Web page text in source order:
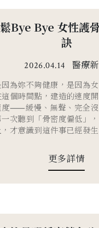
Bye Bye 女性護
訣
2026.04.14 醫療
為妳不夠健康，是因為
個時間點，建造的速度
度⸺緩慢、無聲、完全沒
一次聽到「骨密度偏低」
，才意識到這件事已經發
更多詳情